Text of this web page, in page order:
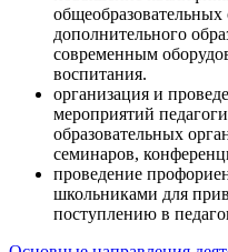
дополнительного
современным
воспитания.
организация и
мероприятий
образовательных
семинаров,
проведение
школьниками для
поступлению в